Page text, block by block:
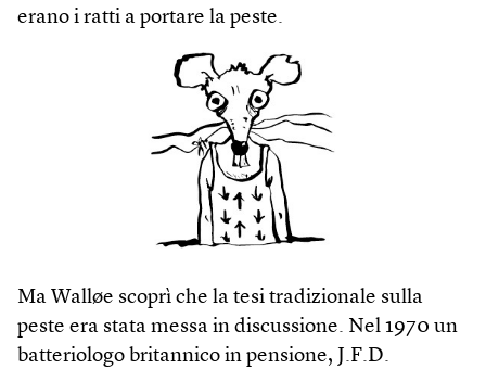
erano i ratti a portare la peste.
Ma Walløe scoprì che la tesi tradizionale sulla
peste era stata messa in discussione. Nel 1970 un
batteriologo britannico in pensione, J.F.D.